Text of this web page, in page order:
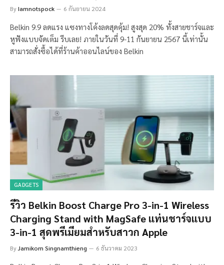
ByIamnotspock 6 กันยายน 2024
Belkin 9.9 ลดแรง แซงทางโค้งลดสุดคุ้ม! สูงสุด 20% ทั้งสายชาร์จและ
หูฟังแบบจัดเต็ม รีบเลย! ภายในวันที่ 9-11 กันยายน 2567 นี้เท่านั้น
สามารถสั่งซื้อได้ที่ร้านค้าออนไลน์ของ Belkin
GADGETS
รีวิว Belkin Boost Charge Pro 3-in-1 Wireless
Charging Stand with MagSafe แท่นชาร์จแบบ
3-in-1 สุดพรีเมียมสำหรับสาวก Apple
ByJamikorn Singnamthieng 6 ธันวาคม 2023